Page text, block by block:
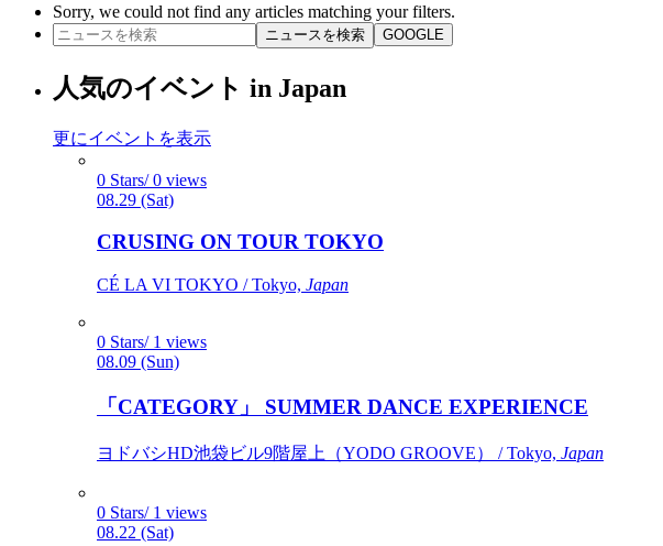
Sorry, we could not find any articles matching your filters.
ニュースを検索 GOOGLE
人気のイベント in Japan
更にイベントを表示
0 Stars/ 0 views
08.29 (Sat)
CRUSING ON TOUR TOKYO
CÉ LA VI TOKYO / Tokyo, Japan
0 Stars/ 1 views
08.09 (Sun)
「CATEGORY」 SUMMER DANCE EXPERIENCE
ヨドバシHD池袋ビル9階屋上（YODO GROOVE） / Tokyo, Japan
0 Stars/ 1 views
08.22 (Sat)